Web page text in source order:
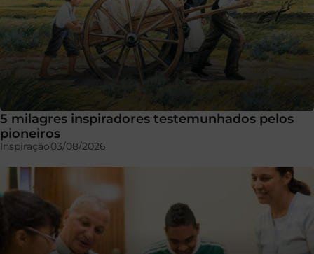
5 milagres inspiradores testemunhados pelos
pioneiros
Inspiração03/08/2026